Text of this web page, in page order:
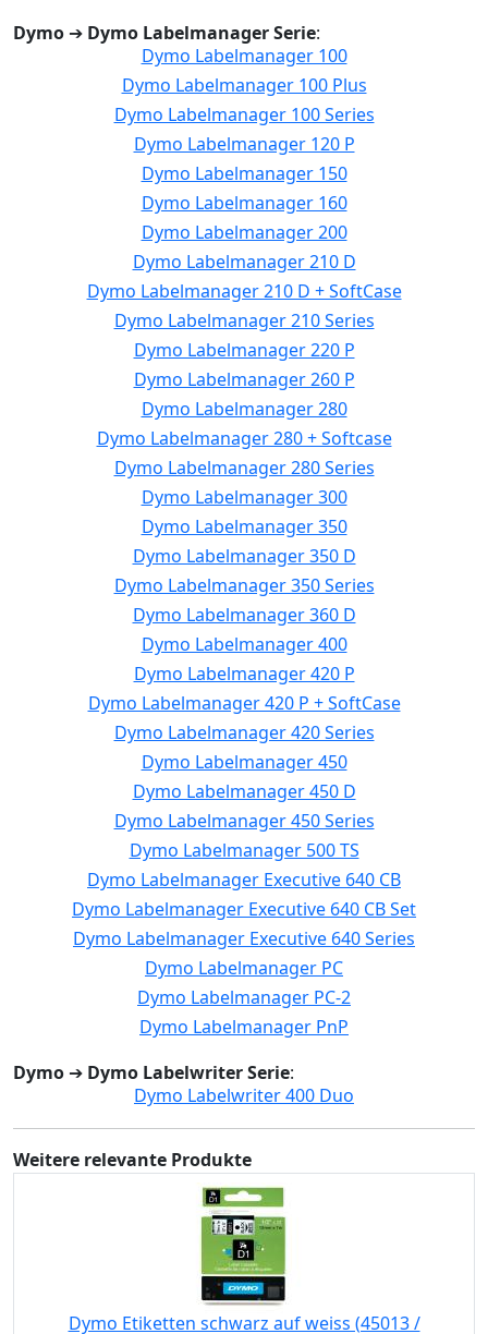
Dymo ➔ Dymo Labelmanager Serie:
Dymo Labelmanager 100
Dymo Labelmanager 100 Plus
Dymo Labelmanager 100 Series
Dymo Labelmanager 120 P
Dymo Labelmanager 150
Dymo Labelmanager 160
Dymo Labelmanager 200
Dymo Labelmanager 210 D
Dymo Labelmanager 210 D + SoftCase
Dymo Labelmanager 210 Series
Dymo Labelmanager 220 P
Dymo Labelmanager 260 P
Dymo Labelmanager 280
Dymo Labelmanager 280 + Softcase
Dymo Labelmanager 280 Series
Dymo Labelmanager 300
Dymo Labelmanager 350
Dymo Labelmanager 350 D
Dymo Labelmanager 350 Series
Dymo Labelmanager 360 D
Dymo Labelmanager 400
Dymo Labelmanager 420 P
Dymo Labelmanager 420 P + SoftCase
Dymo Labelmanager 420 Series
Dymo Labelmanager 450
Dymo Labelmanager 450 D
Dymo Labelmanager 450 Series
Dymo Labelmanager 500 TS
Dymo Labelmanager Executive 640 CB
Dymo Labelmanager Executive 640 CB Set
Dymo Labelmanager Executive 640 Series
Dymo Labelmanager PC
Dymo Labelmanager PC-2
Dymo Labelmanager PnP
Dymo ➔ Dymo Labelwriter Serie:
Dymo Labelwriter 400 Duo
Weitere relevante Produkte
Dymo Etiketten schwarz auf weiss (45013 /